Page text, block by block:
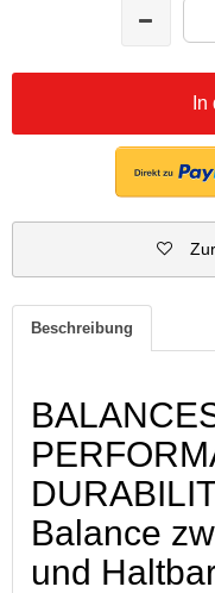
Beschreibung
Balance
und